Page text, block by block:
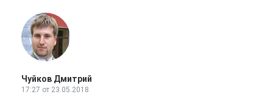
Чуйков Дмитрий
17:27 от 23.05.2018